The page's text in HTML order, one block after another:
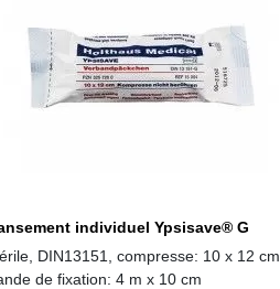
individuel Ypsisave® G
DIN13151, compresse: 10 x 12 cm,
de fixation: 4 m x 10 cm